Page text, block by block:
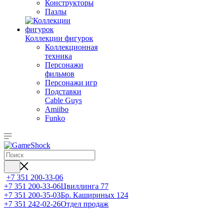
Конструкторы
Пазлы
Коллекции фигурок
Коллекционная
техника
Персонажи
фильмов
Персонажи игр
Подставки
Cable Guys
Amiibo
Funko
+7 351 200-33-06
+7 351 200-33-06Цвиллинга 77
+7 351 200-35-03Бр. Кашириных 124
+7 351 242-02-26Отдел продаж